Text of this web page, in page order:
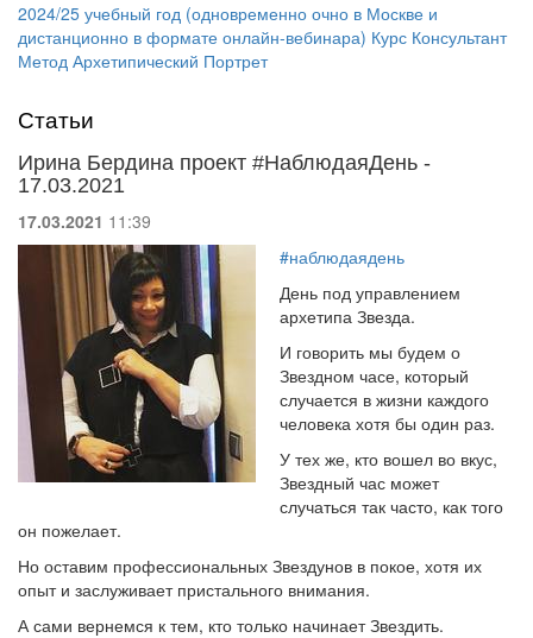
2024/25 учебный год (одновременно очно в Москве и
дистанционно в формате онлайн-вебинара) Курс Консультант
Метод Архетипический Портрет
Статьи
Ирина Бердина проект #НаблюдаяДень -
17.03.2021
17.03.2021 11:39
#наблюдаядень
День под управлением
архетипа Звезда.
И говорить мы будем о
Звездном часе, который
случается в жизни каждого
человека хотя бы один раз.
У тех же, кто вошел во вкус,
Звездный час может
случаться так часто, как того
он пожелает.
Но оставим профессиональных Звездунов в покое, хотя их
опыт и заслуживает пристального внимания.
А сами вернемся к тем, кто только начинает Звездить.